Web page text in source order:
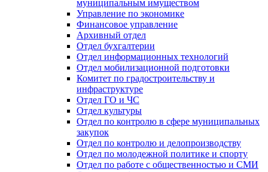
муниципальным имуществом
Управление по экономике
Финансовое управление
Архивный отдел
Отдел бухгалтерии
Отдел информационных технологий
Отдел мобилизационной подготовки
Комитет по градостроительству и
инфраструктуре
Отдел ГО и ЧС
Отдел культуры
Отдел по контролю в сфере муниципальных
закупок
Отдел по контролю и делопроизводству
Отдел по молодежной политике и спорту
Отдел по работе с общественностью и СМИ